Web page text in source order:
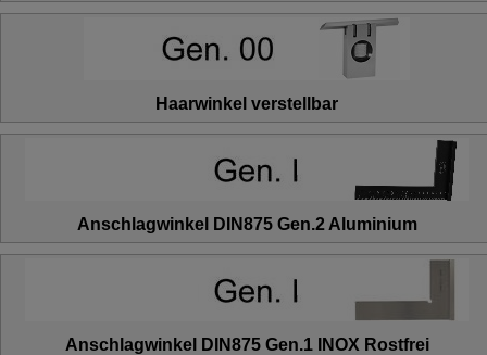
Haarwinkel verstellbar
Anschlagwinkel DIN875 Gen.2 Aluminium
Anschlagwinkel DIN875 Gen.1 INOX Rostfrei